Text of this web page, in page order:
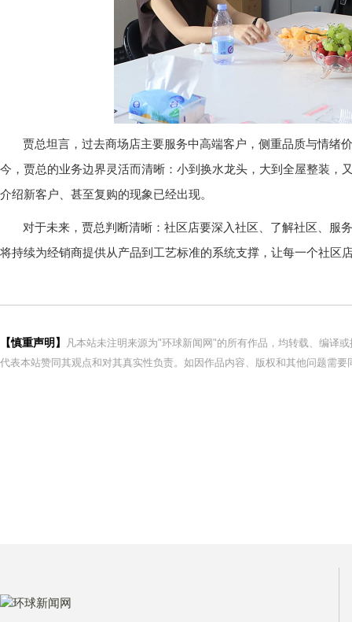
贾总坦言，过去商场店主要服务中高端客户，侧重品质与情绪
今，贾总的业务边界灵活而清晰：小到换水龙头，大到全屋整装，
介绍新客户、甚至复购的现象已经出现。
对于未来，贾总判断清晰：社区店要深入社区、了解社区、服
将持续为经销商提供从产品到工艺标准的系统支撑，让每一个社区
【慎重声明】
凡本站未注明来源为"环球新闻网"的所有作品，均转载、编译
代表本站赞同其观点和对其真实性负责。如因作品内容、版权和其他问题需